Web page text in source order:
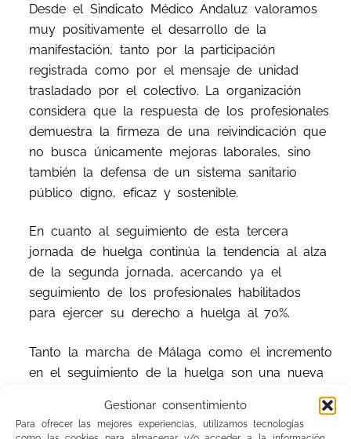
Gestionar consentimiento
Para ofrecer las mejores experiencias, utilizamos tecnologías
Desde el Sindicato Médico Andaluz valoramos
muy positivamente el desarrollo de la
manifestación, tanto por la participación
registrada como por el mensaje de unidad
trasladado por el colectivo. La organización
considera que la respuesta de los profesionales
demuestra la firmeza de una reivindicación que
no busca únicamente mejoras laborales, sino
también la defensa de un sistema sanitario
público digno, eficaz y sostenible.
En cuanto al seguimiento de esta tercera
jornada de huelga continúa la tendencia al alza
de la segunda jornada, acercando ya el
seguimiento de los profesionales habilitados
para ejercer su derecho a huelga al 70%.
Tanto la marcha de Málaga como el incremento
en el seguimiento de la huelga son una nueva
muestra del compromiso del colectivo médico
y facultativo andaluz con la defensa de sus
derechos, lo que refuerza el llamamiento del